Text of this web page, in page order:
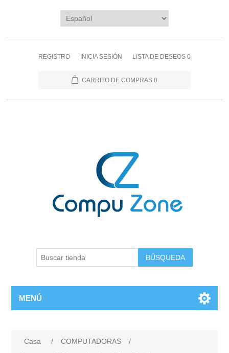
REGISTRO INICIA SESIÓN LISTA DE DESEOS 0
CARRITO DE COMPRAS 0
BÚSQUEDA
MENÚ
Casa / COMPUTADORAS
/